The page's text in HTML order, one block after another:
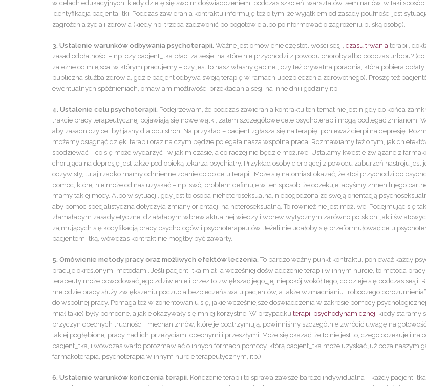
w celach edukacyjnych, kiedy dzielę się swoim doświadczeniem, podczas szkoleń, warsztatów, seminariów, w taki
identyfikacja pacjenta_tki. Podczas zawierania kontraktu informuję też o tym, że wyjątkiem od zasady poufności jest
zagrożenia życia i zdrowia (kiedy np. trzeba zadzwonić po pogotowie albo poinformować o zagrożeniu bliską osobę).
3. Ustalenie warunków odbywania psychoterapii. Ważne jest omówienie częstotliwości sesji, czasu trwania terapii,
zasad odpłatności – np. czy pacjent_tka płaci za sesje, na które nie przychodzi z powodu choroby albo podczas urlopu?
zależne od miejsca, w którym pracujemy – czy jest to nasz własny gabinet, czy też prywatna poradnia, która pobiera
publiczna służba zdrowia, gdzie pacjent odbywa swoją terapię w ramach ubezpieczenia zdrowotnego). Proszę też
ewentualnych spóźnieniach, omawiam możliwości przekładania sesji na inne dni i godziny itp.
4. Ustalenie celu psychoterapii. Podejrzewam, że podczas zawierania kontraktu ten temat nie jest nigdy do końca
trakcie pracy terapeutycznej pojawiają się nowe wątki, zatem szczegółowe cele psychoterapii mogą podlegać zmianom.
aby zasadniczy cel był jasny dla obu stron. Na przykład – pacjent zgłasza się na terapię, ponieważ cierpi na depresję.
możemy osiągnąć dzięki terapii oraz na czym będzie polegała nasza wspólna praca. Rozmawiamy też o tym, jakich
spodziewać – co się może wydarzyć i w jakim czasie, a co raczej nie będzie możliwe. Ustalamy kwestie związane z
chorująca na depresję jest także pod opieką lekarza psychiatry. Przykład osoby cierpiącej z powodu zaburzeń nastroju jest
oczywisty, tutaj rzadko mamy odmienne zdanie co do celu terapii. Może się natomiast okazać, że ktoś przychodzi do
pomoc, której nie może od nas uzyskać – np. swój problem definiuje w ten sposób, że oczekuje, abyśmy zmienili jego
mamy takiej mocy. Albo w sytuacji, gdy jest to osoba nieheteroseksualna, niepogodzona ze swoją orientacją
aby pomoc specjalistyczna dotyczyła zmiany orientacji na heteroseksualną. To również nie jest możliwe. Podejmując się
złamałabym zasady etyczne, działałabym wbrew aktualnej wiedzy i wbrew wytycznym zarówno polskich, jak i
zajmujących się kodyfikacją pracy psychologów i psychoterapeutów. Jeżeli nie udałoby się przeformułować celu
pacjentem_tką, wówczas kontrakt nie mógłby być zawarty.
5. Omówienie metody pracy oraz możliwych efektów leczenia. To bardzo ważny punkt kontraktu, ponieważ każdy
pracuje określonymi metodami. Jeśli pacjent_tka miał_a wcześniej doświadczenie terapii w innym nurcie, to metoda
terapeuty może powodować jego zdziwienie i przez to zwiększać jego_jej niepokój wokół tego, co dzieje się podczas sesji.
metodzie pracy służy zwiększeniu poczucia bezpieczeństwa u pacjentów, a także wzmacnianiu „roboczego
do wspólnej pracy. Pomaga też w zorientowaniu się, jakie wcześniejsze doświadczenia w zakresie pomocy
miał takie) były pomocne, a jakie okazywały się mniej korzystne. W przypadku terapii psychodynamicznej , kiedy staramy
przyczyn obecnych trudności i mechanizmów, które je podtrzymują, powinniśmy szczególnie zwrócić uwagę na
takiej pogłębionej pracy nad ich przeżyciami obecnymi i przeszłymi. Może się okazać, że to nie jest to, czego oczekuje i na
pacjent_tka, i wówczas warto porozmawiać o innych formach pomocy, którą pacjent_tka może uzyskać już poza naszym
farmakoterapia, psychoterapia w innym nurcie terapeutycznym, itp.).
6. Ustalenie warunków kończenia terapii . Kończenie terapii to sprawa zawsze bardzo indywidualna – każdy